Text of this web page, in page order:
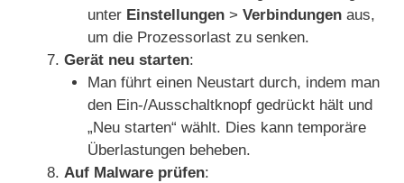
unter Einstellungen> Verbindungenaus,
um die Prozessorlast zu senken.
Gerät neu starten:
Man führt einen Neustart durch, indem man
den Ein-/Ausschaltknopf gedrückt hält und
„Neu starten“ wählt. Dies kann temporäre
Überlastungen beheben.
Auf Malware prüfen: